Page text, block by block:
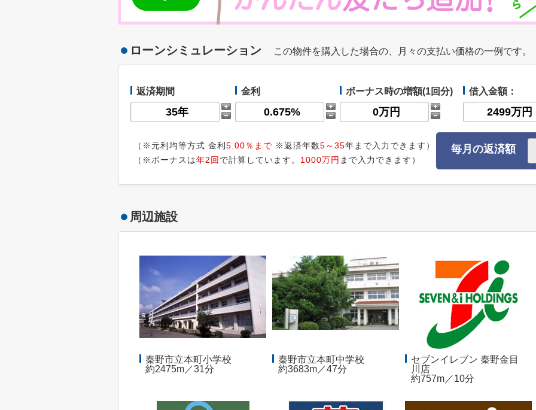
ローンシミュレーション この物件を購入した場合の、月々の支払い価格の一例です。
返済期間 金利 ボーナス時の増額(1回分) 借入金額：
（※元利均等方式 金利 5.00％まで ※返済年数5～35年まで入力できます）
（※ボーナスは年2回 で計算しています。 1000万円 まで入力できます）
毎月の返済額
周辺施設
秦野市立本町小学校
約2475m／31分
秦野市立本町中学校
約3683m／47分
セブンイレブン 秦野金目
川店
約757m／10分